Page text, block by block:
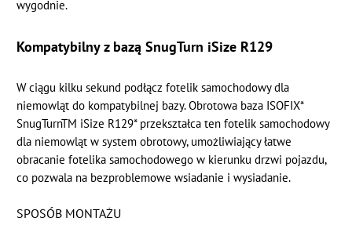
wygodnie.
Kompatybilny z bazą SnugTurn iSize R129
W ciągu kilku sekund podłącz fotelik samochodowy dla
niemowląt do kompatybilnej bazy. Obrotowa baza ISOFIX*
SnugTurnTM iSize R129* przekształca ten fotelik samochodowy
dla niemowląt w system obrotowy, umożliwiający łatwe
obracanie fotelika samochodowego w kierunku drzwi pojazdu,
co pozwala na bezproblemowe wsiadanie i wysiadanie.
SPOSÓB MONTAŻU